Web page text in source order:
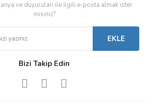
ve duyuruları ile ilgili e-posta almak ister
misiniz?
EKLE
Bizi Takip Edin